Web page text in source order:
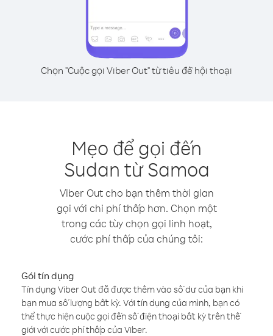
Chọn "Cuộc gọi Viber Out" từ tiêu đề hội thoại
Mẹo để gọi đến
Sudan từ Samoa
Viber Out cho bạn thêm thời gian
gọi với chi phí thấp hơn. Chọn một
trong các tùy chọn gọi linh hoạt,
cước phí thấp của chúng tôi:
Gói tín dụng
Tín dụng Viber Out đã được thêm vào số dư của bạn khi
bạn mua số lượng bất kỳ. Với tín dụng của mình, bạn có
thể thực hiện cuộc gọi đến số điện thoại bất kỳ trên thế
giới với cước phí thấp của Viber.